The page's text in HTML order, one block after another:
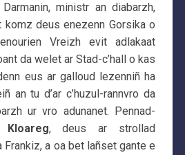
Darmanin, ministr an diabarzh,
deus enezenn Gorsika o
Vreizh evit adlakaat
da welet ar Stad-c’hall o kas
eus ar galloud lezenniñ ha
an tu d’ar c’huzul-rannvro da
ur vro adunanet. Pennad-
Kloareg, deus ar strollad
Frankiz, a oa bet lañset gante e